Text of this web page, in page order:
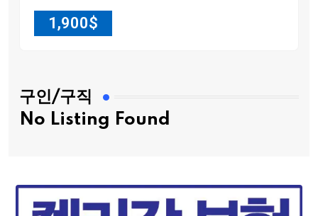
1,900$
구인/구직
No Listing Found